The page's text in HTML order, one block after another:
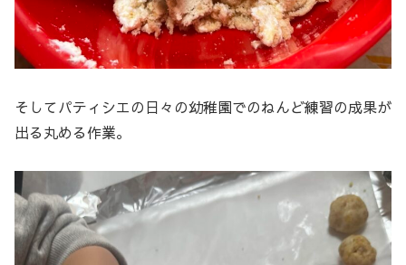
そしてパティシエの日々の幼稚園でのねんど練習の成果が
出る丸める作業。